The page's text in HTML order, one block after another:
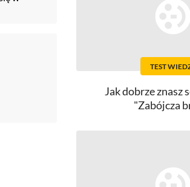
TEST
Jak dobrze znasz
"Zabójcza